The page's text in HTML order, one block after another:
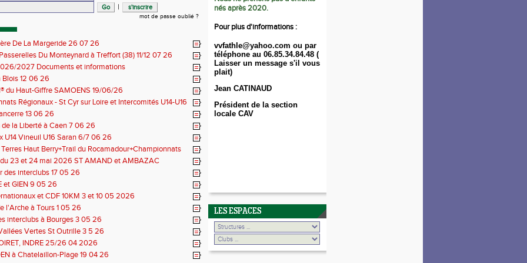
|
mot de passe oublié ?
De La Margeride 26 07 26
Du Monteynard à Treffort (38) 11/12 07 26
2027 Documents et informations
Blois 12 06 26
du Haut-Giffre SAMOENS 19/06/26
Régionaux - St Cyr sur Loire et Intercomités U14-U16
06 2613 06 26
la Liberté à Caen 7 06 26
U14 Vineuil U16 Saran 6/7 06 26
Haut Berry+Trail du Rocamadour+Championnats
31 05 2026
23 et 24 mai 2026 ST AMAND et AMBAZAC
des interclubs 17 05 26
et GIEN 9 05 26
et CDF 10KM 3 et 10 05 2026
l'Arche à Tours 1 05 26
interclubs à Bourges 3 05 26
Vertes St Outrille 3 5 26
INDRE 25/26 04 2026
à Chatelaillon-Plage 19 04 26
nés après 2020.
Pour plus d'informations :
vvfathle@yahoo.com ou par
téléphone au 06.85.34.84.48 (
Laisser un message s'il vous
plait)
Jean CATINAUD
Président de la section
locale CAV
LES ESPACES